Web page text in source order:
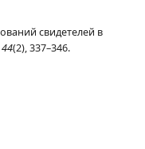
свидетелей в
44(2), 337–346.